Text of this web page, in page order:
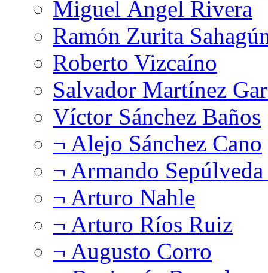
Miguel Ángel Rivera
Ramón Zurita
Roberto Vizcaíno
Salvador Martínez
Víctor Sánchez Baños
¬ Alejo Sánchez Cano
¬ Armando
¬ Arturo Nahle
¬ Arturo Ríos Ruiz
¬ Augusto Corro